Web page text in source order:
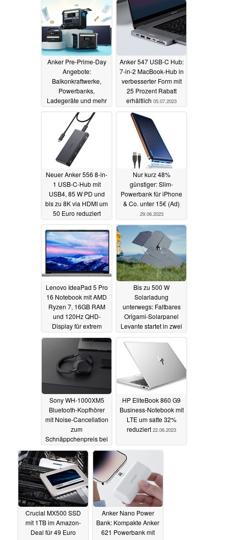
Anker Pre-Prime-Day
Angebote:
Balkonkraftwerke,
Powerbanks,
Ladegeräte und mehr
bereits vorab reduziert
06.07.2023
Anker 547 USB-C Hub:
7-in-2 MacBook-Hub in
verbesserter Form mit
25 Prozent Rabatt
erhältlich 05.07.2023
Neuer Anker 556 8-in-
1 USB-C-Hub mit
USB4, 85 W PD und
bis zu 8K via HDMI um
50 Euro reduziert
Nur kurz 48%
günstiger: Slim-
Powerbank für iPhone
& Co. unter 15€ (Ad)
29.06.2023
Lenovo IdeaPad 5 Pro
16 Notebook mit AMD
Ryzen 7, 16GB RAM
und 120Hz QHD-
Display für extrem
attraktive 726 Euro
bestellbar
Bis zu 500 W
Solarladung
unterwegs: Faltbares
Origami-Solarpanel
Levante startet in zwei
Vorzugspreis 23.06.2023
Sony WH-1000XM5
Bluetooth-Kopfhörer
mit Noise-Cancellation
zum
Schnäppchenpreis bei
Saturn und Media
Markt22.06.2023
HP EliteBook 860 G9
Business-Notebook mit
LTE um satte 32%
reduziert 22.06.2023
Crucial MX500 SSD
mit 1TB im Amazon-
Deal für 49 Euro
Anker Nano Power
Bank: Kompakte Anker
621 Powerbank mit